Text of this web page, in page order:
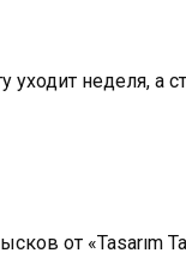
неделя, а
от «Tasarım